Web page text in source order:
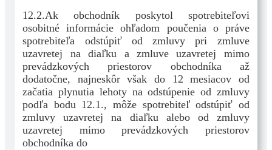
12.2.Ak obchodník poskytol spotrebiteľovi
osobitné informácie ohľadom poučenia o práve
spotrebiteľa odstúpiť od zmluvy pri zmluve
uzavretej na diaľku a zmluve uzavretej mimo
prevádzkových priestorov obchodníka až
dodatočne, najneskôr však do 12 mesiacov od
začatia plynutia lehoty na odstúpenie od zmluvy
podľa bodu 12.1., môže spotrebiteľ odstúpiť od
zmluvy uzavretej na diaľku alebo od zmluvy
uzavretej mimo prevádzkových priestorov
obchodníka do